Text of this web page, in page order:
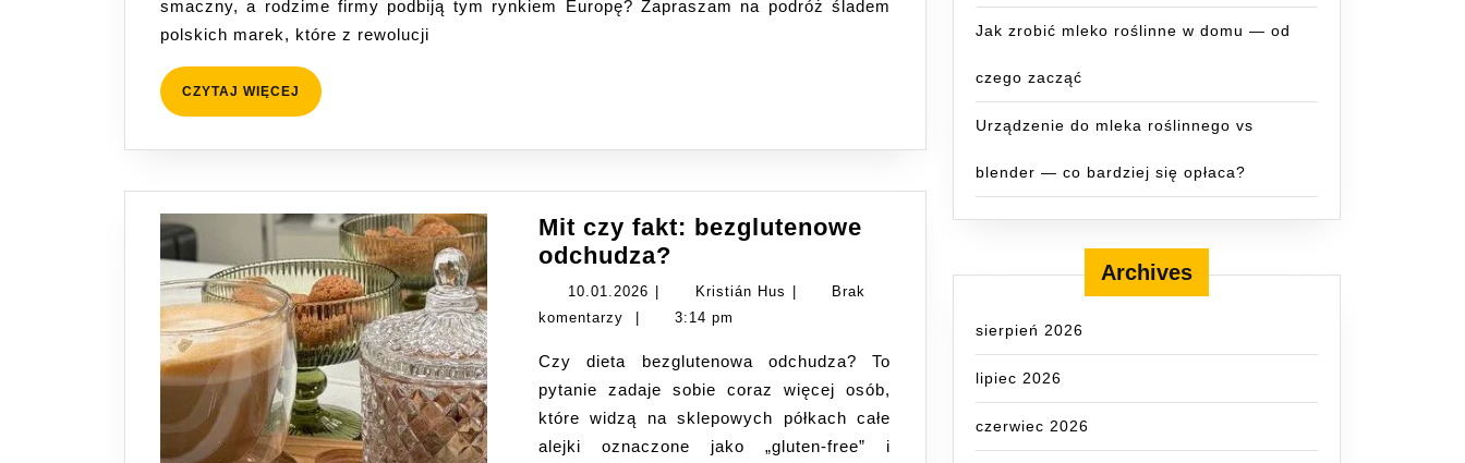
sukcesu,
smaczny, a rodzime firmy podbiją tym rynkiem Europę? Zapraszam na podróż śladem
polskich marek, które z rewolucji
CZYTAJ WIĘCEJ CZYTAJ
WIĘCEJ
Mit czy fakt: bezglutenowe
odchudza?
czy
fakt:
odchudza?
10.01.2026 10.01.2026Kristián Hus KristiánBrak
komentarzy
3:14 pm
Czy dieta bezglutenowa odchudza? To
pytanie zadaje sobie coraz więcej osób,
które widzą na sklepowych półkach całe
alejki oznaczone jako „gluten-free” i
Jak zrobić mleko roślinne w domu — od
czego zacząć
Urządzenie do mleka roślinnego vs
blender — co bardziej się opłaca?
Archives
sierpień 2026
lipiec 2026
czerwiec 2026